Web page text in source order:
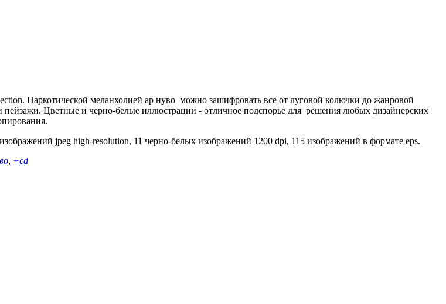
Наркотической меланхолией ар нуво можно зашифровать все от луговой колючки до жанровой
Цветные и черно-белые иллюстрации - отличное подспорье для решения любых дизайнерских
jpeg high-resolution, 11 черно-белых изображений 1200 dpi, 115 изображений в формате eps.
, +cd